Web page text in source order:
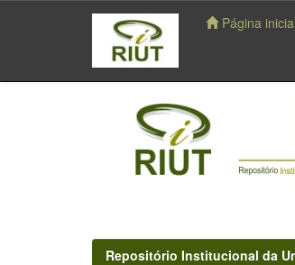
navigation
Página inicial
Repositório Institucional da